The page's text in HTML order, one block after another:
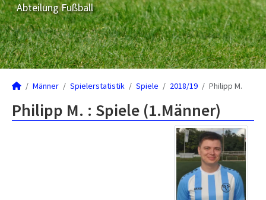
Abteilung Fußball
Männer Spielerstatistik Spiele 2018/19 Philipp M.
Philipp M. : Spiele (1.Männer)